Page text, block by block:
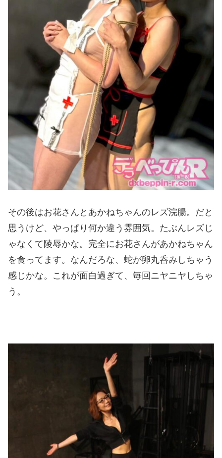
その後はお花さんとあかねちゃんのレズ浣腸。だと
思うけど、やっぱり何か違う雰囲気。たぶんレズじ
ゃなくて陵辱かな。完全にお花さんがあかねちゃん
を食ってます。なんだろな、蛇が卵丸呑みしちゃう
感じかな。これが面白過ぎて、毎回ニヤニヤしちゃ
う。